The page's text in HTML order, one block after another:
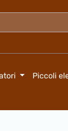
Piccoli